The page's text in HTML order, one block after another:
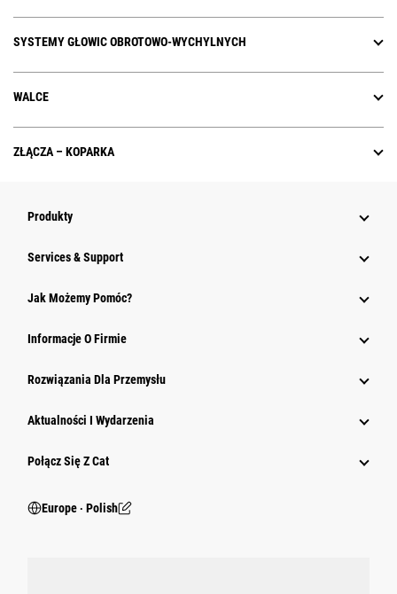
SYSTEMY GŁOWIC OBROTOWO-WYCHYLNYCH
WALCE
ZŁĄCZA – KOPARKA
Produkty
Services & Support
Jak Możemy Pomóc?
Informacje O Firmie
Rozwiązania Dla Przemysłu
Aktualności I Wydarzenia
Połącz Się Z Cat
Europe ‧ Polish